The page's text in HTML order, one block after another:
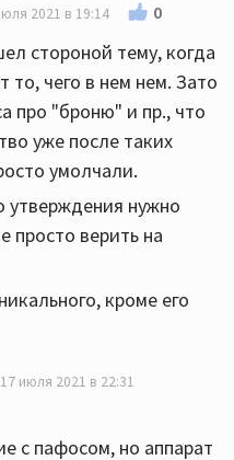
2021 в 19:14 0
стороной тему, когда
то, чего в нем нем. Зато
про "броню" и пр., что
уже после таких
умолчали.
утверждения нужно
просто верить на
кроме его
17 июля 2021 в 22:31
с пафосом, но аппарат